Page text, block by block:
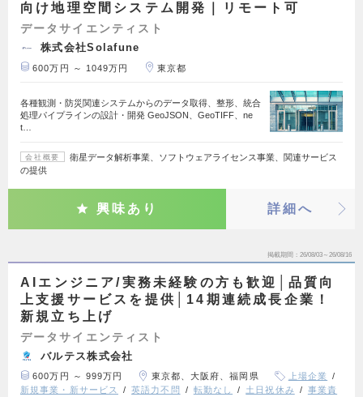
向け地理空間システム開発｜リモート可
データサイエンティスト
株式会社Solafune
600万円 ～ 1049万円 東京都
各種観測・防災関連システムからのデータ取得、整形、統合
処理パイプラインの設計・開発 GeoJSON、GeoTIFF、ne
t…
会社概要
衛星データ解析事業、ソフトウェアライセンス事業、関連サービス
の提供
興味あり 詳細へ
掲載期間 26/08/03～26/08/16
AIエンジニア/実務未経験の方も歓迎│品質向
上支援サービスを提供│14期連続成長企業！
新規立ち上げ
データサイエンティスト
バルテス株式会社
600万円 ～ 999万円 東京都、大阪府、福岡県
上場企業
新規事業・新サービス
英語力不問 転勤なし 土日祝休み
事業責